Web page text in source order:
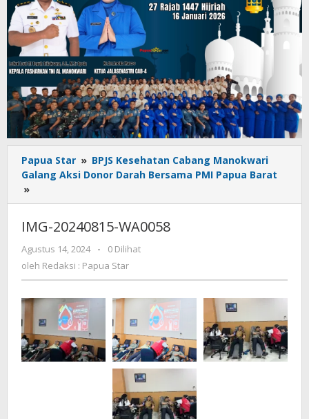
Papua Star » BPJS Kesehatan Cabang Manokwari
Galang Aksi Donor Darah Bersama PMI Papua Barat
»
20240815-
IMG-20240815-WA0058
Agustus 14, 2024
oleh
Redaksi
Star
-
0 Dilihat
oleh Redaksi : Papua Star